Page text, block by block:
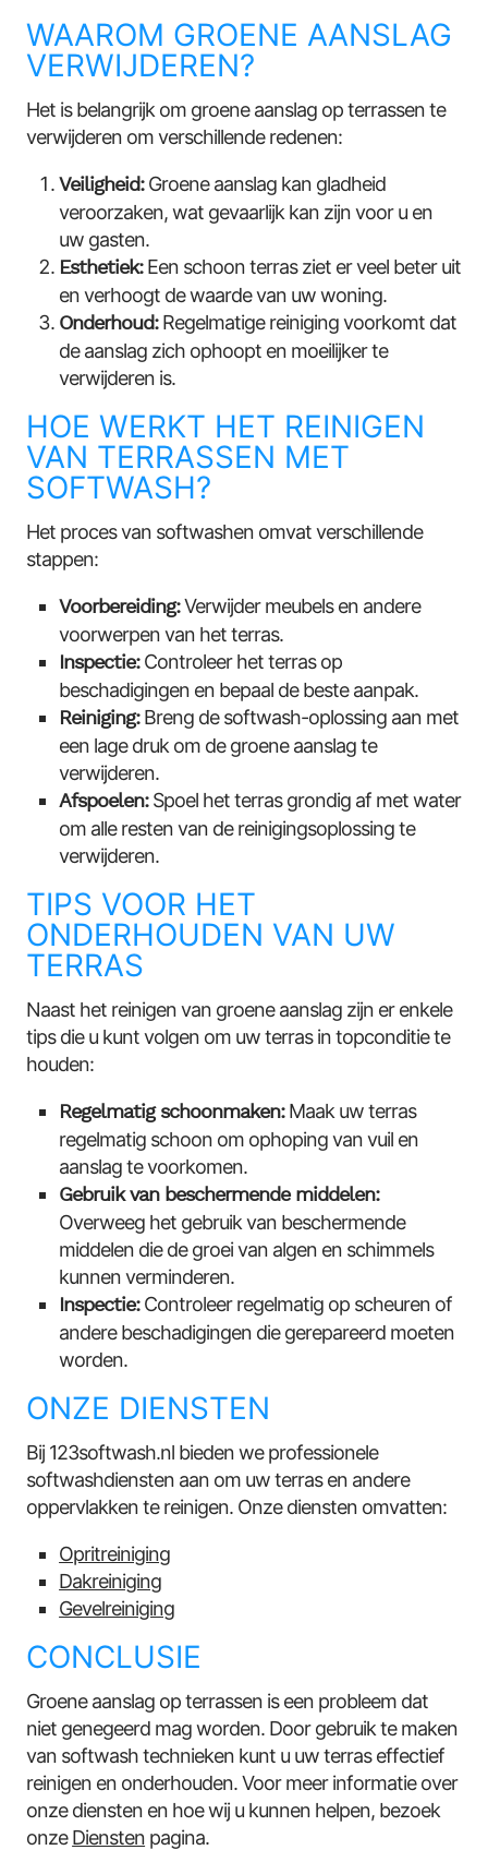
WAAROM GROENE AANSLAG
VERWIJDEREN?
Het is belangrijk om groene aanslag op terrassen te
verwijderen om verschillende redenen:
Veiligheid:Groene aanslag kan gladheid
veroorzaken, wat gevaarlijk kan zijn voor u en
uw gasten.
Esthetiek:Een schoon terras ziet er veel beter uit
en verhoogt de waarde van uw woning.
Onderhoud:Regelmatige reiniging voorkomt dat
de aanslag zich ophoopt en moeilijker te
verwijderen is.
HOE WERKT HET REINIGEN
VAN TERRASSEN MET
SOFTWASH?
Het proces van softwashen omvat verschillende
stappen:
Voorbereiding:Verwijder meubels en andere
voorwerpen van het terras.
Inspectie:Controleer het terras op
beschadigingen en bepaal de beste aanpak.
Reiniging:Breng de softwash-oplossing aan met
een lage druk om de groene aanslag te
verwijderen.
Afspoelen:Spoel het terras grondig af met water
om alle resten van de reinigingsoplossing te
verwijderen.
TIPS VOOR HET
ONDERHOUDEN VAN UW
TERRAS
Naast het reinigen van groene aanslag zijn er enkele
tips die u kunt volgen om uw terras in topconditie te
houden:
Regelmatig schoonmaken:Maak uw terras
regelmatig schoon om ophoping van vuil en
aanslag te voorkomen.
Gebruik van beschermende middelen:
Overweeg het gebruik van beschermende
middelen die de groei van algen en schimmels
kunnen verminderen.
Inspectie:Controleer regelmatig op scheuren of
andere beschadigingen die gerepareerd moeten
worden.
ONZE DIENSTEN
Bij 123softwash.nl bieden we professionele
softwashdiensten aan om uw terras en andere
oppervlakken te reinigen. Onze diensten omvatten:
Opritreiniging
Dakreiniging
Gevelreiniging
CONCLUSIE
Groene aanslag op terrassen is een probleem dat
niet genegeerd mag worden. Door gebruik te maken
van softwash technieken kunt u uw terras effectief
reinigen en onderhouden. Voor meer informatie over
onze diensten en hoe wij u kunnen helpen, bezoek
onzeDiensten pagina.